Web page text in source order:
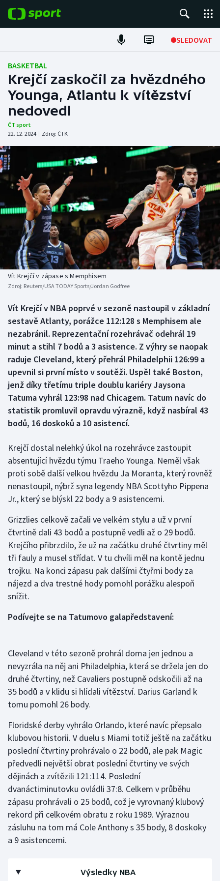
SLEDOVAT
Fotbal
Hokej
Tenis
Atletika
DALŠÍ SPORTY
Americký fotbal
Baseball a softbal
Basketbal
Biatlon
Box
Curling
Dostihy
Florbal
Futsal
Gymnastika
Házená
Judo
Krasobruslení
Lezení
Motorsport
Olympijské hry
Plavání
Plážový volejbal
Ragby
Rychlobruslení
Rychlostní kanoistika
Short track
NEPŘEHLÉDNĚTE
Soutěže
Historické návraty
Aplikace ČT sport
BASKETBAL
Krejčí zaskočil za hvězdného
Younga, Atlantu k vítězství
nedovedl
ČT sport
22. 12. 2024 | Zdroj: ČTK
Vít Krejčí v zápase s Memphisem
Zdroj: Reuters/USA TODAY Sports/Jordan Godfree
Vít Krejčí v NBA poprvé v sezoně nastoupil v základní
sestavě Atlanty, porážce 112:128 s Memphisem ale
nezabránil. Reprezentační rozehrávač odehrál 19
minut a stihl 7 bodů a 3 asistence. Z výhry se naopak
raduje Cleveland, který přehrál Philadelphii 126:99 a
upevnil si první místo v soutěži. Uspěl také Boston,
jenž díky třetímu triple doublu kariéry Jaysona
Tatuma vyhrál 123:98 nad Chicagem. Tatum navíc do
statistik promluvil opravdu výrazně, když nasbíral 43
bodů, 16 doskoků a 10 asistencí.
Krejčí dostal nelehký úkol na rozehrávce zastoupit
absentující hvězdu týmu Traeho Younga. Neměl však
proti sobě další velkou hvězdu Ja Moranta, který rovněž
nenastoupil, nýbrž syna legendy NBA Scottyho Pippena
Jr., který se blýskl 22 body a 9 asistencemi.
Grizzlies celkově začali ve velkém stylu a už v první
čtvrtině dali 43 bodů a postupně vedli až o 29 bodů.
Krejčího přibrzdilo, že už na začátku druhé čtvrtiny měl
tři fauly a musel střídat. V tu chvíli měl na kontě jednu
trojku. Na konci zápasu pak dalšími čtyřmi body za
nájezd a dva trestné hody pomohl porážku alespoň
snížit.
Podívejte se na Tatumovo galapředstavení:
Cleveland v této sezoně prohrál doma jen jednou a
nevyzrála na něj ani Philadelphia, která se držela jen do
druhé čtvrtiny, než Cavaliers postupně odskočili až na
35 bodů a v klidu si hlídali vítězství. Darius Garland k
tomu pomohl 26 body.
Floridské derby vyhrálo Orlando, které navíc přepsalo
klubovou historii. V duelu s Miami totiž ještě na začátku
poslední čtvrtiny prohrávalo o 22 bodů, ale pak Magic
předvedli největší obrat poslední čtvrtiny ve svých
dějinách a zvítězili 121:114. Poslední
dvanáctiminutovku ovládli 37:8. Celkem v průběhu
zápasu prohrávali o 25 bodů, což je vyrovnaný klubový
rekord při celkovém obratu z roku 1989. Výraznou
zásluhu na tom má Cole Anthony s 35 body, 8 doskoky
a 9 asistencemi.
Výsledky NBA